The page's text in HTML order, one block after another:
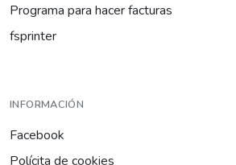
Programa para hacer facturas
fsprinter
INFORMACIÓN
Facebook
Polícita de cookies